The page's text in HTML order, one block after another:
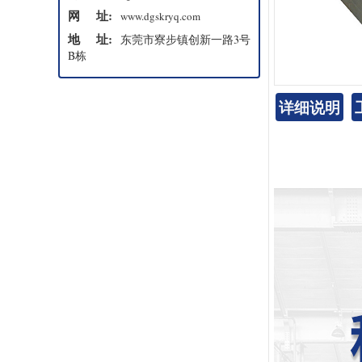
详细说明
网 址: www.dgskryq.com
地 址:
东莞市寮步镇创新一路3号
B栋